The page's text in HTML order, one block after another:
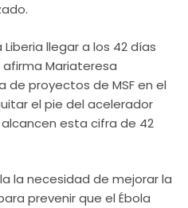
llegar a los 42 días
afirma Mariateresa
proyectos de MSF en el
el pie del acelerador
esta cifra de 42
la necesidad de mejorar la
prevenir que el Ébola